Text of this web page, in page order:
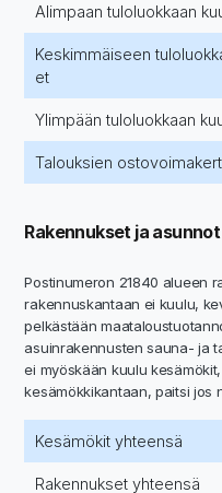
Alimpaan tuloluokkaan
Keskimmäiseen
et
Ylimpään tuloluokkaan
Talouksien
Rakennukset ja
Postinumeron 21840 alueen
rakennuskantaan ei kuulu,
pelkästään
asuinrakennusten sauna- ja
ei myöskään kuulu
kesämökkikantaan, paitsi jos
Kesämökit yhteensä
Rakennukset yhteensä